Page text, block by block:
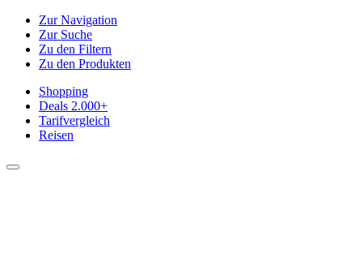
Zur Navigation
Zur Suche
Zu den Filtern
Zu den Produkten
Shopping
Deals 2.000+
Tarifvergleich
Reisen